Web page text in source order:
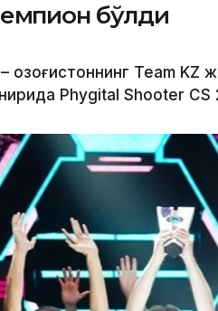
бўлди
Қозоғистоннинг Team
Phygital Shooter